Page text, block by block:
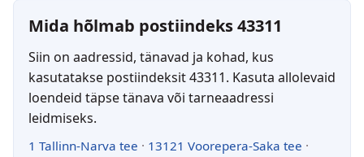
Mida hõlmab postiindeks 43311
Siin on aadressid, tänavad ja kohad, kus
kasutatakse postiindeksit 43311. Kasuta allolevaid
loendeid täpse tänava või tarneaadressi
leidmiseks.
1 Tallinn-Narva tee · 13121 Voorepera-Saka tee ·